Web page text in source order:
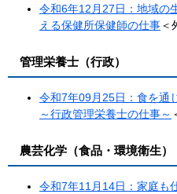
令和6年12月27日：​地域
える保健所保健師の仕事＜
管理栄養士（行政）
令和7年09月25日：食を通
～行政管理栄養士の仕事～​
農芸化学（食品・環境衛生）
令和7年11月14日：家庭も